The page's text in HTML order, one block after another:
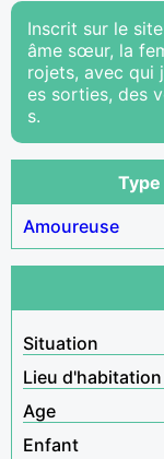
Inscrit sur le
âme sœur, la
rojets, avec qui
es sorties, des
s.
Amoureuse
Situation
Lieu d'habitation
Age
Enfant